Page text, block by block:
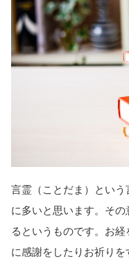
言霊（ことだま）とい
に多いと思います。そ
るというものです。お
に感謝をしたりお祈り